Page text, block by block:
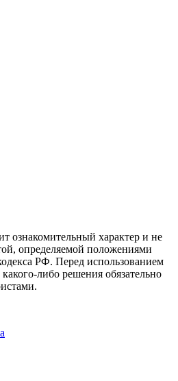
ознакомительный характер и не
определяемой положениями
РФ. Перед использованием
либо решения обязательно